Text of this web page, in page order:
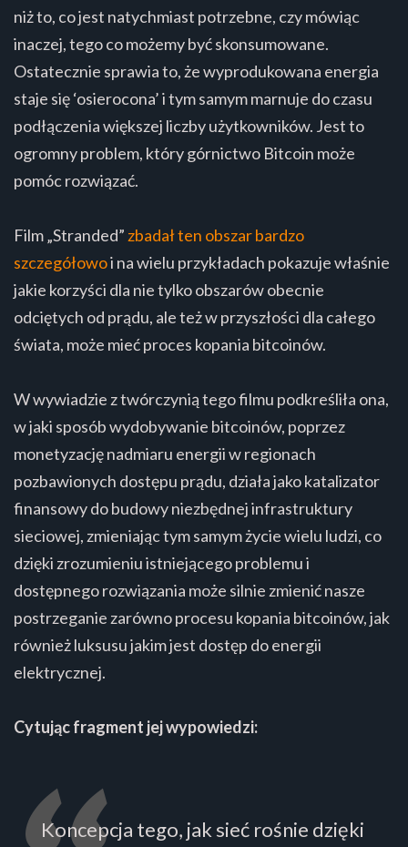
niż to, co jest natychmiast potrzebne, czy mówiąc
inaczej, tego co możemy być skonsumowane.
Ostatecznie sprawia to, że wyprodukowana energia
staje się ‘osierocona’ i tym samym marnuje do czasu
podłączenia większej liczby użytkowników. Jest to
ogromny problem, który górnictwo Bitcoin może
pomóc rozwiązać.
Film „Stranded” zbadał ten obszar bardzo
szczegółowoi na wielu przykładach pokazuje właśnie
jakie korzyści dla nie tylko obszarów obecnie
odciętych od prądu, ale też w przyszłości dla całego
świata, może mieć proces kopania bitcoinów.
W wywiadzie z twórczynią tego filmu podkreśliła ona,
w jaki sposób wydobywanie bitcoinów, poprzez
monetyzację nadmiaru energii w regionach
pozbawionych dostępu prądu, działa jako katalizator
finansowy do budowy niezbędnej infrastruktury
sieciowej, zmieniając tym samym życie wielu ludzi, co
dzięki zrozumieniu istniejącego problemu i
dostępnego rozwiązania może silnie zmienić nasze
postrzeganie zarówno procesu kopania bitcoinów, jak
również luksusu jakim jest dostęp do energii
elektrycznej.
Cytując fragment jej wypowiedzi:
Koncepcja tego, jak sieć rośnie dzięki